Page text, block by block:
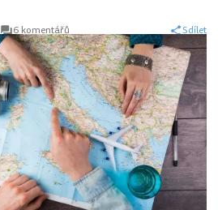
6 komentářů Sdílet